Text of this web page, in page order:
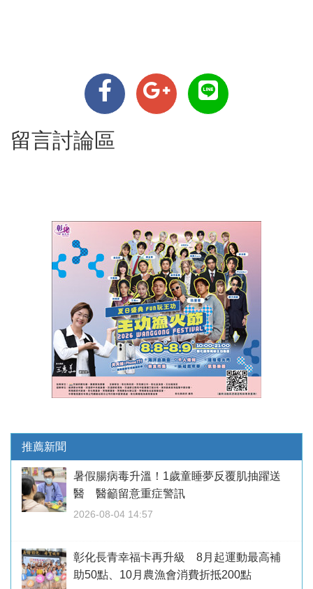
留言討論區
推薦新聞
暑假腸病毒升溫！1歲童睡夢反覆肌抽躍送
醫 醫籲留意重症警訊
2026-08-04 14:57
彰化長青幸福卡再升級 8月起運動最高補
助50點、10月農漁會消費折抵200點